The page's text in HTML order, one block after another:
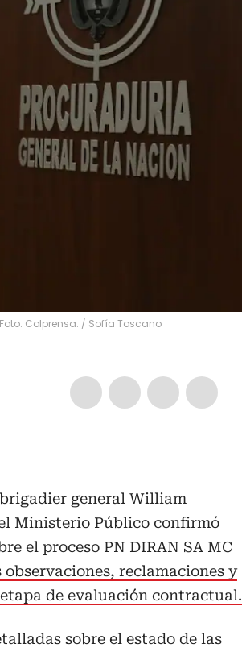
Colprensa. / Sofía Toscano
general William
Ministerio Público confirmó
el proceso PN DIRAN SA MC
reclamaciones y
de evaluación contractual.
sobre el estado de las